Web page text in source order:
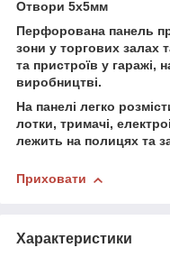
Отвори 5х5мм
Перфорована панель
зони у торгових залах
та пристроїв у гаражі,
виробництві.
На панелі легко
лотки, тримачі,
лежить на полицях та
Приховати
Характеристики